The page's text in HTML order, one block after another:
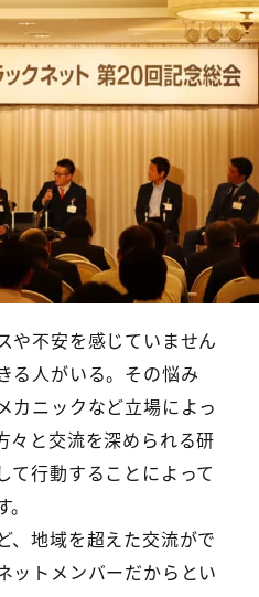
や不安を感じていません
る人がいる。その悩み
カニックなど立場によっ
々と交流を深められる研
て行動することによって
、地域を超えた交流がで
ットメンバーだからとい